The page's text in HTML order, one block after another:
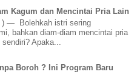
Kagum dan Mencintai Pria Lain
) — Bolehkah istri sering
bahkan diam-diam mencintai pria
Apaka...
Boroh ? Ini Program Baru